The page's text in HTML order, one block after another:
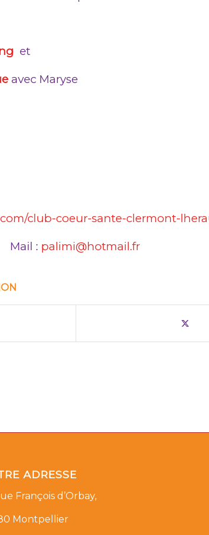
et
avec Maryse
club-coeur-sante-clermont-
: palimi@hotmail.fr
ADRESSE
François d’Orbay,
Montpellier